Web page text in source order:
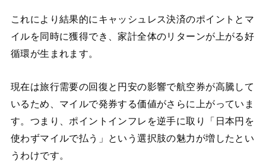
これにより結果的にキャッシュレス決済のポイントとマ
イルを同時に獲得でき、家計全体のリターンが上がる好
循環が生まれます。
現在は旅行需要の回復と円安の影響で航空券が高騰して
いるため、マイルで発券する価値がさらに上がっていま
す。つまり、ポイントインフレを逆手に取り「日本円を
使わずマイルで払う」という選択肢の魅力が増したとい
うわけです。